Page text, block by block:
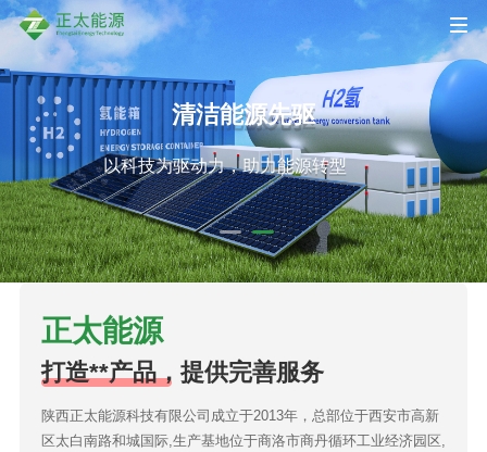
服务 清洁能源先驱
以科技为驱动力，助力能源转
正太能源
打造**产品，提供完善服务
陕西正太能源科技有限公司成立于2013年，总部位于西安市高新
区太白南路和城国际,生产基地位于商洛市商丹循环工业经济园区,